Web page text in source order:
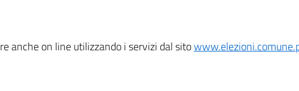
anche on line utilizzando i servizi dal sito